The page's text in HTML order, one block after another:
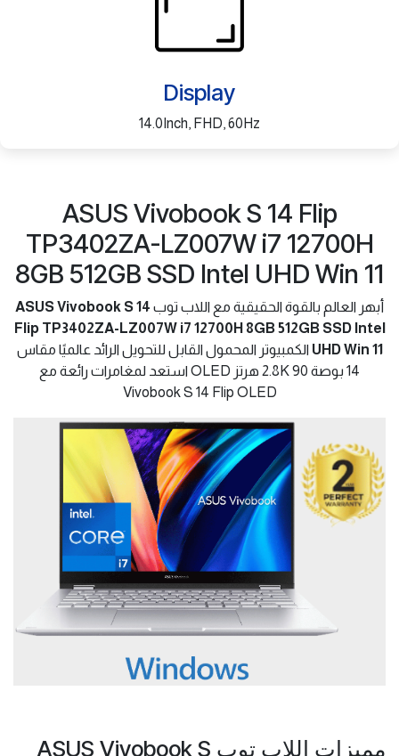
Display
14.0Inch, FHD, 60Hz
ASUS Vivobook S 14 Flip
TP3402ZA-LZ007W i7 12700H
8GB 512GB SSD Intel UHD Win 11
أبهر العالم بالقوة الحقيقية مع اللاب توب ASUS Vivobook S 14
Flip TP3402ZA-LZ007W i7 12700H 8GB 512GB SSD Intel
UHD Win 11 الكمبيوتر المحمول القابل للتحويل الرائد عالميًا مقاس
14 بوصة 2.8K 90 هرتز OLED استعد لمغامرات رائعة مع
Vivobook S 14 Flip OLED
مميزات اللاب توب ASUS Vivobook S